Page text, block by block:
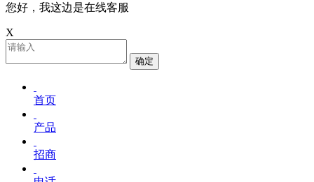
您好，我这边是在线客服
X
确定
首页
产品
招商